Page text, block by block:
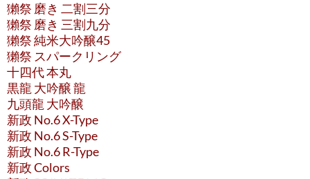
獺祭 磨き 二割三分
獺祭 磨き 三割九分
獺祭 純米大吟醸45
獺祭 スパークリング
十四代 本丸
黒龍 大吟醸 龍
九頭龍 大吟醸
新政 No.6 X-Type
新政 No.6 S-Type
新政 No.6 R-Type
新政 Colors